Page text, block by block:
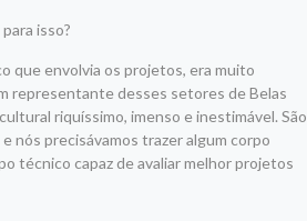
isso?
que envolvia os projetos, era muito
representante desses setores de Belas
riquíssimo, imenso e inestimável. São
nós precisávamos trazer algum corpo
técnico capaz de avaliar melhor projetos